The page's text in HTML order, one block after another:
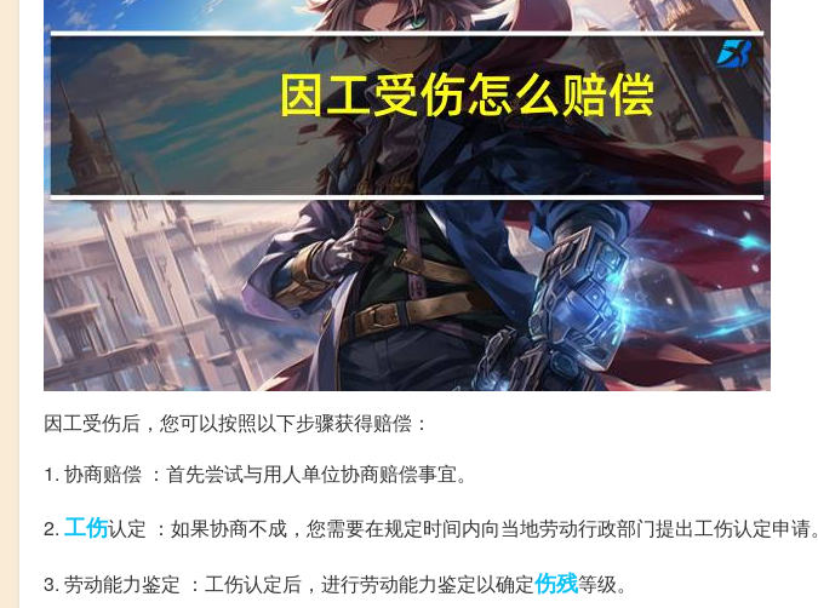
因工受伤后，您可以按照以下步骤获得赔偿：
1. 协商赔偿 ：首先尝试与用人单位协商赔偿事宜。
2. 工伤认定 ：如果协商不成，您需要在规定时间内向当地劳动行政部门提出工伤认定申请。
3. 劳动能力鉴定 ：工伤认定后，进行劳动能力鉴定以确定伤残等级。